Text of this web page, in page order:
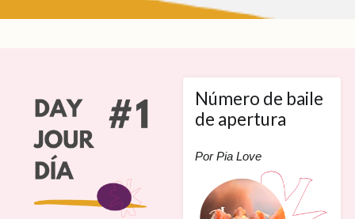
Número de baile
de apertura
Por Pia Love